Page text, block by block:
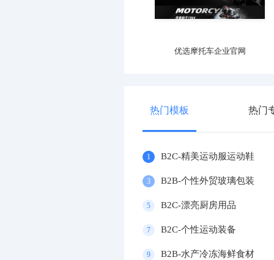
优选摩托车企业官网
热门模板 热门
1 B2C-精美运动服运动鞋
3 B2B-个性外贸玻璃包装
5 B2C-漂亮厨房用品
7 B2C-个性运动装备
9 B2B-水产冷冻海鲜食材